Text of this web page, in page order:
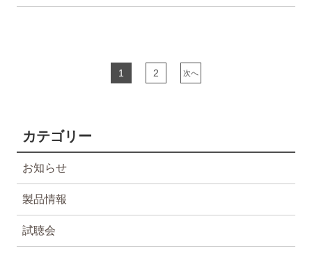
1 2 次へ
カテゴリー
お知らせ
製品情報
試聴会